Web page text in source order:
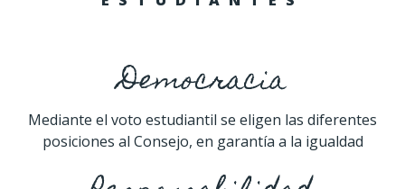
Democracia
Mediante el voto estudiantil se eligen las diferentes
posiciones al Consejo, en garantía a la igualdad